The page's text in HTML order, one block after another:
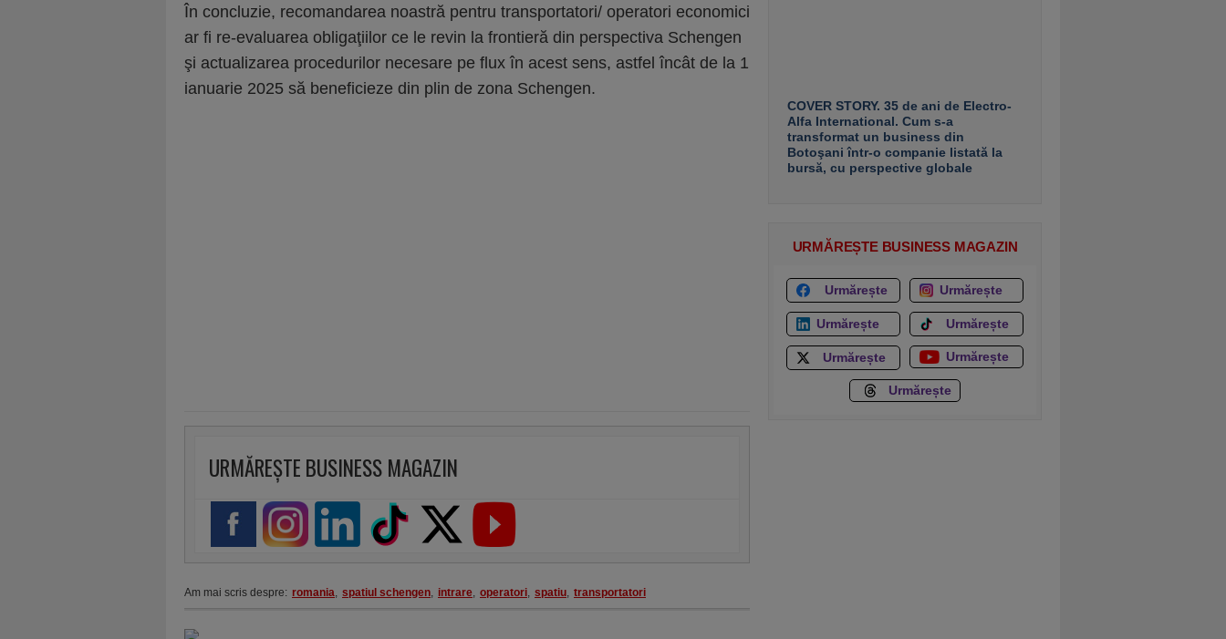
În concluzie, recomandarea noastră pentru transportatori/ operatori economici
ar fi re-evaluarea obligaţiilor ce le revin la frontieră din perspectiva Schengen
şi actualizarea procedurilor necesare pe flux în acest sens, astfel încât de la 1
ianuarie 2025 să beneficieze din plin de zona Schengen.
URMĂREȘTE BUSINESS MAGAZIN
Am mai scris despre: romania, spatiul schengen, intrare, operatori, spatiu, transportatori
COVER STORY. 35 de ani de Electro-
Alfa International. Cum s-a
transformat un business din
Botoşani într-o companie listată la
bursă, cu perspective globale
URMĂREȘTE BUSINESS MAGAZIN
Urmărește Urmărește
Urmărește Urmărește
Urmărește Urmărește
Urmărește